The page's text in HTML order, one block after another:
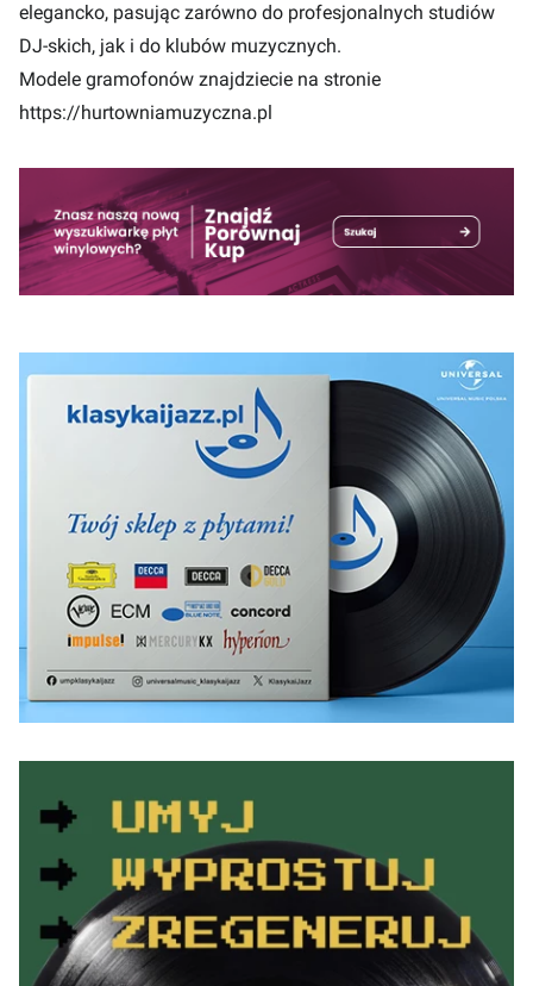
elegancko, pasując zarówno do profesjonalnych studiów
DJ-skich, jak i do klubów muzycznych.
Modele gramofonów znajdziecie na stronie
https://hurtowniamuzyczna.pl